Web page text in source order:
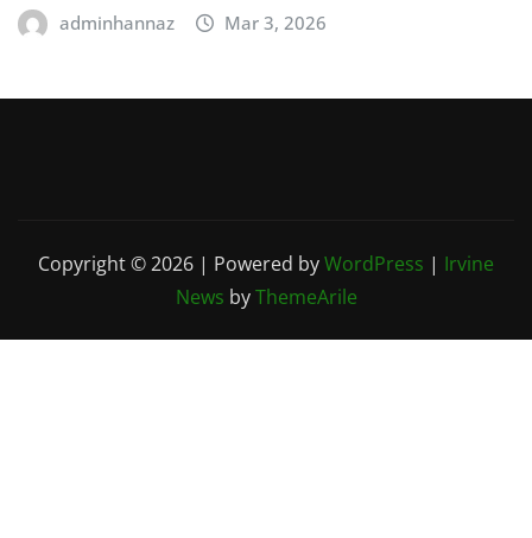
adminhannaz Mar 3, 2026
Copyright © 2026 | Powered byWordPress | Irvine
News byThemeArile